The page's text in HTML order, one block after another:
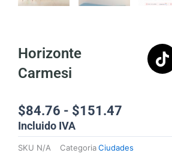
Horizonte
Carmesi
T
i
$84.76 - $151.47
precios:
desde
Incluido IVA
SKU N/A CategoriaCiudades